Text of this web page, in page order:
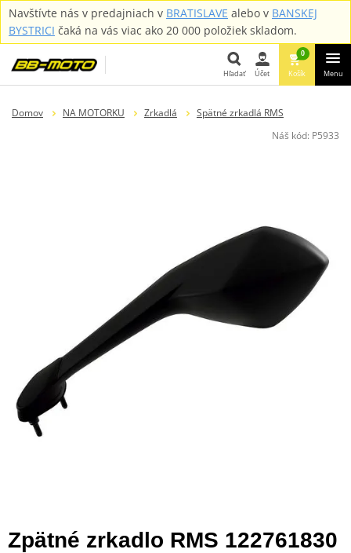
Navštívte nás v predajniach v BRATISLAVE alebo v BANSKEJ
BYSTRICI čaká na vás viac ako 20 000 položiek skladom.
Hľadať Účet
0
Košík Menu
Domov NA MOTORKU Zrkadlá
Spätné zrkadlá RMS
Náš kód: P5933
Zpätné zrkadlo RMS 122761830